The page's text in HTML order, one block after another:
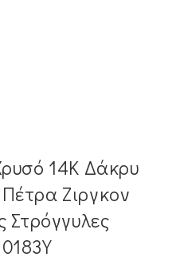
14Κ Δάκρυ
Ζιργκον
Στρόγγυλες